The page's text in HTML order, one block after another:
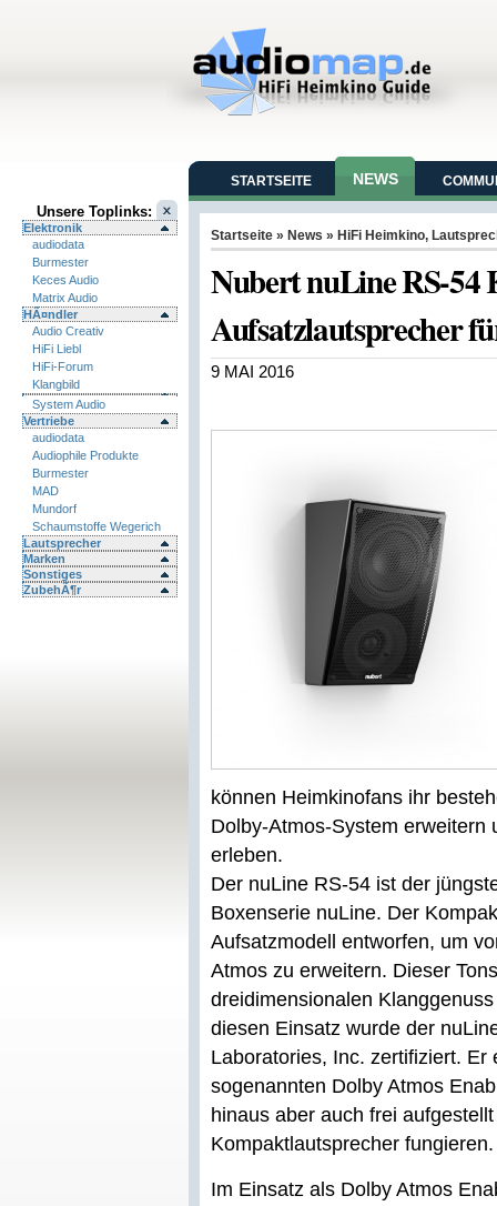
Unsere Toplinks:
Elektronik
audiodata
Burmester
Keces Audio
Matrix Audio
HÃ¤ndler
Audio Creativ
HiFi Liebl
HiFi-Forum
Klangbild
System Audio
Vertriebe
audiodata
Audiophile Produkte
Burmester
MAD
Mundorf
Schaumstoffe Wegerich
Lautsprecher
Marken
Sonstiges
ZubehÃ¶r
STARTSEITE NEWS
Startseite » News » HiFi Heimkino,
Nubert nuLine RS-54
Aufsatzlautsprecher
9 MAI 2016
können Heimkinofans ihr
Dolby-Atmos-System erweitern
erleben.
Der nuLine RS-54 ist der
Boxenserie nuLine. Der
Aufsatzmodell entworfen, um
Atmos zu erweitern. Dieser
dreidimensionalen
diesen Einsatz wurde der
Laboratories, Inc. zertifiziert.
sogenannten Dolby Atmos
hinaus aber auch frei
Kompaktlautsprecher fungieren.
Im Einsatz als Dolby Atmos